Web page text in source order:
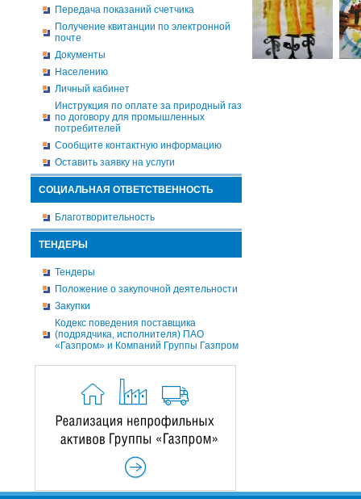
Передача показаний счетчика
Получение квитанции по электронной
почте
Документы
Населению
Личный кабинет
Инструкция по оплате за природный газ
по договору для промышленных
потребителей
Сообщите контактную информацию
Оставить заявку на услуги
СОЦИАЛЬНАЯ ОТВЕТСТВЕННОСТЬ
Благотворительность
ТЕНДЕРЫ
Тендеры
Положение о закупочной деятельности
Закупки
Кодекс поведения поставщика
(подрядчика, исполнителя) ПАО
«Газпром» и Компаний Группы Газпром